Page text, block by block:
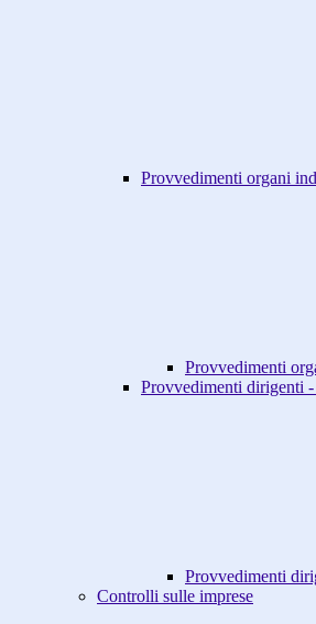
Provvedimenti organi
Provvedimenti
Provvedimenti dirigenti
Provvedimenti
Controlli sulle imprese